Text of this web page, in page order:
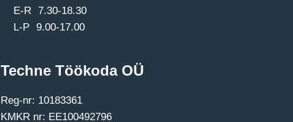
E-R 7.30-18.30
L-P 9.00-17.00
Techne Töökoda OÜ
Reg-nr: 10183361
KMKR nr: EE100492796